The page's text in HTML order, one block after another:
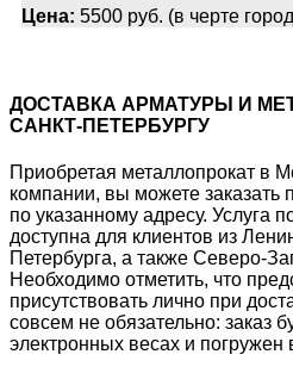
Цена: 5500 руб. (в черте
ДОСТАВКА АРМАТУРЫ И
САНКТ-ПЕТЕРБУРГУ
Приобретая металлопрокат в
компании, вы можете заказать
по указанному адресу. Услуга
доступна для клиентов из
Петербурга, а также Северо-
Необходимо отметить, что
присутствовать лично при
совсем не обязательно: заказ
электронных весах и погружен